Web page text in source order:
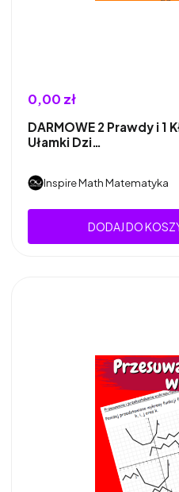
0,00 zł
DARMOWE 2 Prawdy i 1
Ułamki Dzi…
Inspire Math Matematyka
DODAJ DO